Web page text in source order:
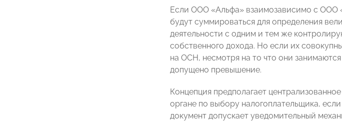
Если ООО «Альфа» взаимозависимо с ООО
будут суммироваться для определения
деятельности с одним и тем же
собственного дохода. Но если их
на ОСН, несмотря на то что они
допущено превышение.
Концепция предполагает
органе по выбору налогоплательщика,
документ допускает уведомительный